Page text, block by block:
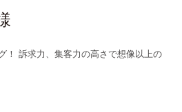
！ 訴求力、集客力の高さで想像以上の